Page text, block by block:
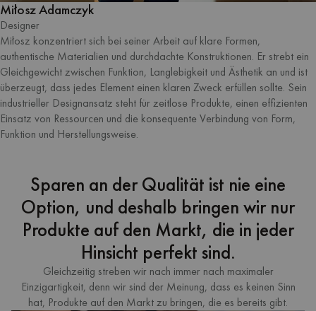
Miłosz Adamczyk
Designer
Miłosz konzentriert sich bei seiner Arbeit auf klare Formen,
authentische Materialien und durchdachte Konstruktionen. Er strebt ein
Gleichgewicht zwischen Funktion, Langlebigkeit und Ästhetik an und ist
überzeugt, dass jedes Element einen klaren Zweck erfüllen sollte. Sein
industrieller Designansatz steht für zeitlose Produkte, einen effizienten
Einsatz von Ressourcen und die konsequente Verbindung von Form,
Funktion und Herstellungsweise.
Sparen an der Qualität ist nie eine
Option, und deshalb bringen wir nur
Produkte auf den Markt, die in jeder
Hinsicht perfekt sind.
Gleichzeitig streben wir nach immer nach maximaler
Einzigartigkeit, denn wir sind der Meinung, dass es keinen Sinn
hat, Produkte auf den Markt zu bringen, die es bereits gibt.